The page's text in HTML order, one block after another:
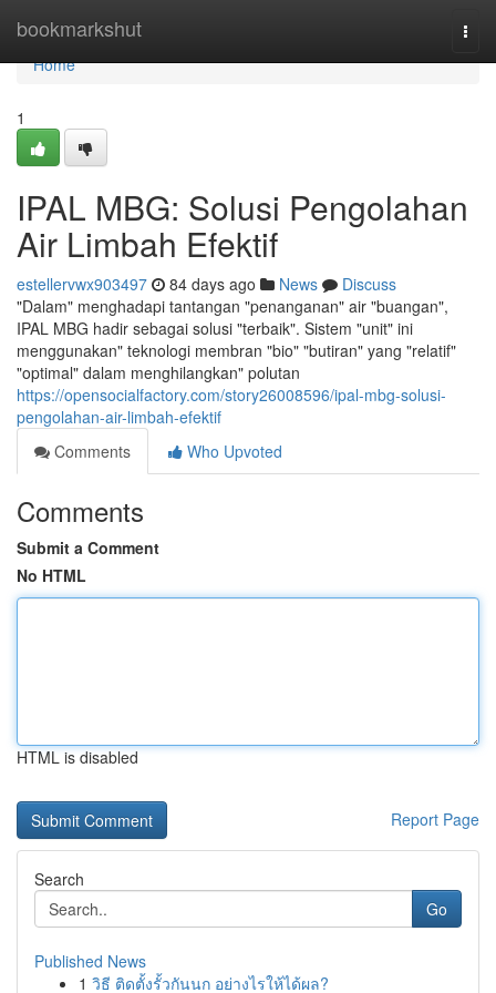
bookmarkshut
Home
Home
1
IPAL MBG: Solusi Pengolahan
Air Limbah Efektif
estellervwx903497 84 days ago News
Discuss
"Dalam" menghadapi tantangan "penanganan" air "buangan",
IPAL MBG hadir sebagai solusi "terbaik". Sistem "unit" ini
menggunakan" teknologi membran "bio" "butiran" yang "relatif"
"optimal" dalam menghilangkan" polutan
https://opensocialfactory.com/story26008596/ipal-mbg-solusi-
pengolahan-air-limbah-efektif
Comments
Who Upvoted
Comments
Submit a Comment
No HTML
HTML is disabled
Report Page
Search
Go
Published News
1 วิธี ติดตั้งรั้วกันนก อย่างไรให้ได้ผล?